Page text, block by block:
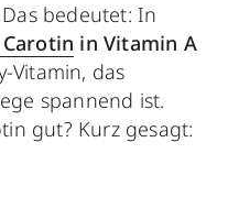
bedeutet: In
in Vitamin A
Vitamin, das
spannend ist.
gut? Kurz gesagt: